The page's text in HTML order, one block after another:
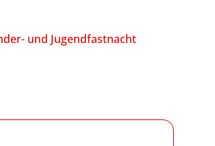
und Jugendfastnacht